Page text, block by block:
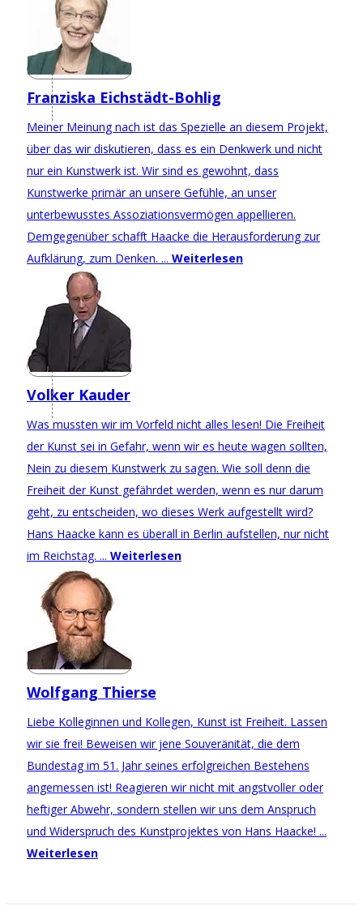
Franziska Eichstädt-Bohlig
Meiner Meinung nach ist das Spezielle an diesem Projekt,
über das wir diskutieren, dass es ein Denkwerk und nicht
nur ein Kunstwerk ist. Wir sind es gewohnt, dass
Kunstwerke primär an unsere Gefühle, an unser
unterbewusstes Assoziationsvermögen appellieren.
Demgegenüber schafft Haacke die Herausforderung zur
Aufklärung, zum Denken. ... Weiterlesen
Volker Kauder
Was mussten wir im Vorfeld nicht alles lesen! Die Freiheit
der Kunst sei in Gefahr, wenn wir es heute wagen sollten,
Nein zu diesem Kunstwerk zu sagen. Wie soll denn die
Freiheit der Kunst gefährdet werden, wenn es nur darum
geht, zu entscheiden, wo dieses Werk aufgestellt wird?
Hans Haacke kann es überall in Berlin aufstellen, nur nicht
im Reichstag. ... Weiterlesen
Wolfgang Thierse
Liebe Kolleginnen und Kollegen, Kunst ist Freiheit. Lassen
wir sie frei! Beweisen wir jene Souveränität, die dem
Bundestag im 51. Jahr seines erfolgreichen Bestehens
angemessen ist! Reagieren wir nicht mit angstvoller oder
heftiger Abwehr, sondern stellen wir uns dem Anspruch
und Widerspruch des Kunstprojektes von Hans Haacke! ...
Weiterlesen